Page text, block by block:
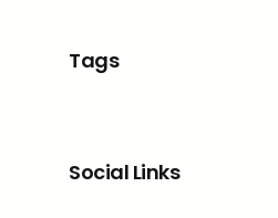
Tags
Social Links